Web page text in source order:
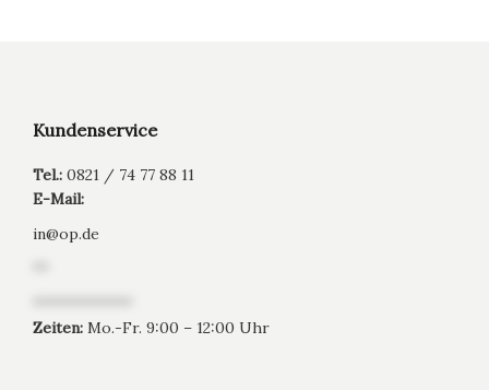
Kundenservice
Tel.: 0821 / 74 77 88 11
E-Mail:
in@op.de
Zeiten: Mo.-Fr. 9:00 – 12:00 Uhr